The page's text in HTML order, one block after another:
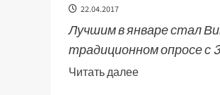
22.04.2017
Лучшим в январе стал
традиционном опросе с
Читать далее